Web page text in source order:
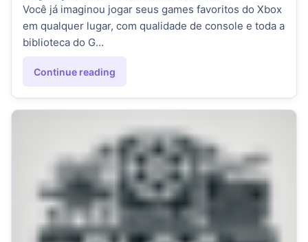
Você já imaginou jogar seus games favoritos do Xbox
em qualquer lugar, com qualidade de console e toda a
biblioteca do G…
Continue reading
"Xbox na palma da mão? Conheça o ROG Xbox Ally: o